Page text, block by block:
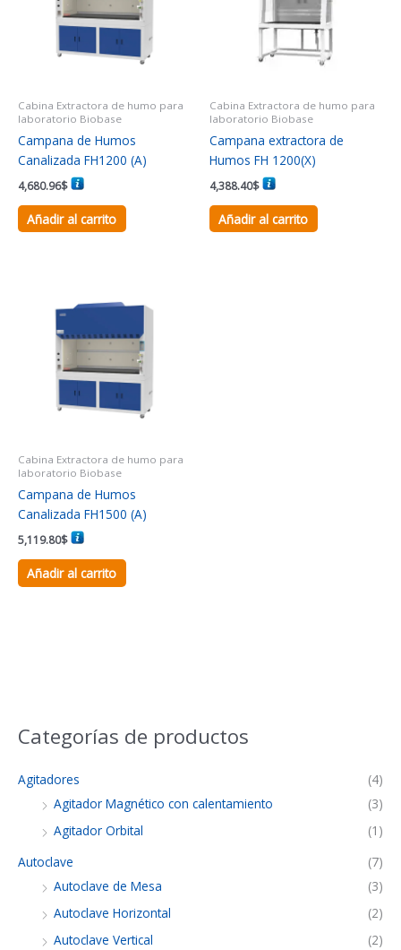
Cabina Extractora de humo para
laboratorio Biobase
Campana de Humos
Canalizada FH1200 (A)
4,680.96$
Añadir al carrito
Cabina Extractora de humo para
laboratorio Biobase
Campana extractora de
Humos FH 1200(X)
4,388.40$
Añadir al carrito
Cabina Extractora de humo para
laboratorio Biobase
Campana de Humos
Canalizada FH1500 (A)
5,119.80$
Añadir al carrito
Categorías de productos
Agitadores
(4)
Agitador Magnético con calentamiento
(3)
Agitador Orbital
(1)
Autoclave
(7)
Autoclave de Mesa
(3)
Autoclave Horizontal
(2)
Autoclave Vertical
(2)